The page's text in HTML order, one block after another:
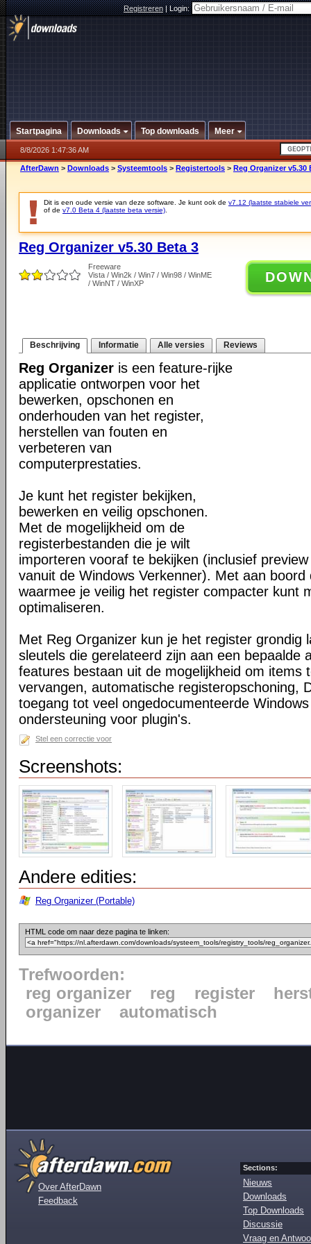
Registreren|Login:
Startpagina Downloads Top downloads Meer
8/8/2026 1:47:36 AM
AfterDawn > Downloads > Systeemtools > Registertools > Reg Organizer v5.30
Dit is een oude versie van deze software. Je kunt ook de v7.12 (laatste stabiele
of de v7.0 Beta 4 (laatste beta versie)
Reg Organizer v5.30 Beta 3
Freeware
Vista / Win2k / Win7 / Win98 / WinME
/ WinNT / WinXP
Beschrijving Informatie Alle versies Reviews
Reg Organizer is een feature-rijke
applicatie ontworpen voor het
bewerken, opschonen en
onderhouden van het register,
herstellen van fouten en
verbeteren van
computerprestaties.
Je kunt het register bekijken,
bewerken en veilig opschonen.
Met de mogelijkheid om de
registerbestanden die je wilt
importeren vooraf te bekijken (inclusief
vanuit de Windows Verkenner). Met aan boord
waarmee je veilig het register compacter kunt
optimaliseren.
Met Reg Organizer kun je het register grondig
sleutels die gerelateerd zijn aan een bepaalde
features bestaan uit de mogelijkheid om items
vervangen, automatische registeropschoning,
toegang tot veel ongedocumenteerde
ondersteuning voor plugin's.
Stel een correctie voor
Screenshots:
Andere edities:
Reg Organizer (Portable)
HTML code om naar deze pagina te linken:
Trefwoorden:
reg organizer
reg register
organizer
automatisch
Over AfterDawn
Feedback
Sections:
Nieuws
Downloads
Top Downloads
Discussie
Vraag en